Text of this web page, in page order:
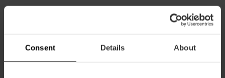
Consent Details About